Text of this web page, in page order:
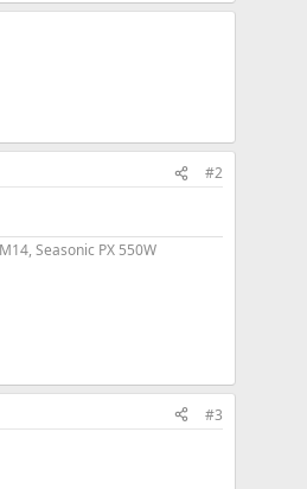
#2
Seasonic PX 550W
#3